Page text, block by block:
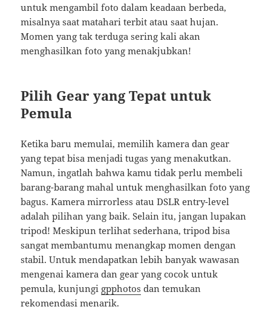
untuk mengambil foto dalam keadaan berbeda,
misalnya saat matahari terbit atau saat hujan.
Momen yang tak terduga sering kali akan
menghasilkan foto yang menakjubkan!
Pilih Gear yang Tepat untuk
Pemula
Ketika baru memulai, memilih kamera dan gear
yang tepat bisa menjadi tugas yang menakutkan.
Namun, ingatlah bahwa kamu tidak perlu membeli
barang-barang mahal untuk menghasilkan foto yang
bagus. Kamera mirrorless atau DSLR entry-level
adalah pilihan yang baik. Selain itu, jangan lupakan
tripod! Meskipun terlihat sederhana, tripod bisa
sangat membantumu menangkap momen dengan
stabil. Untuk mendapatkan lebih banyak wawasan
mengenai kamera dan gear yang cocok untuk
pemula, kunjungi gpphotos dan temukan
rekomendasi menarik.